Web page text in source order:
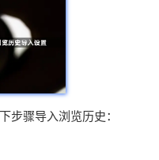
步骤导入浏览历史：